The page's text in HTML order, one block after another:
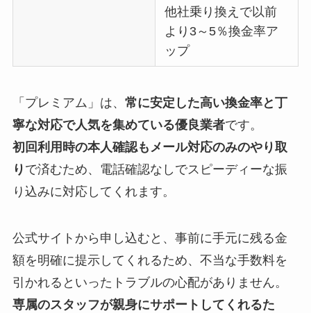
他社乗り換えで以前
より3～5％換金率ア
ップ
「プレミアム」は、 常に安定した高い換金率と丁
寧な対応で人気を集めている優良業者です。
初回利用時の本人確認もメール対応のみのやり取
り で済むため、電話確認なしでスピーディーな振
り込みに対応してくれます。
公式サイトから申し込むと、事前に手元に残る金
額を明確に提示してくれるため、不当な手数料を
引かれるといったトラブルの心配がありません。
専属のスタッフが親身にサポートしてくれるた